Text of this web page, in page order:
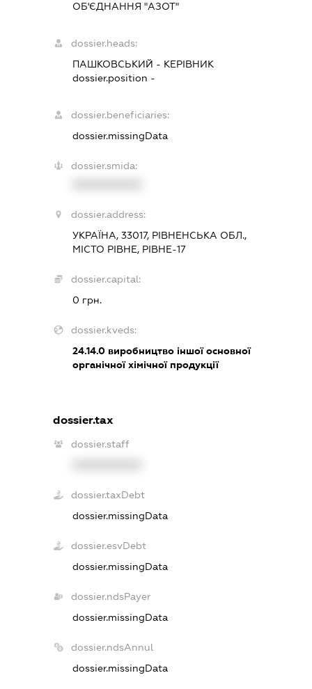
ОБ'ЄДНАННЯ "АЗОТ"
dossier.heads:
ПАШКОВСЬКИЙ - КЕРІВНИК
dossier.position -
dossier.beneficiaries:
dossier.missingData
dossier.smida:
dossier.address:
УКРАЇНА, 33017, РІВНЕНСЬКА ОБЛ.,
МІСТО РІВНЕ, РІВНЕ-17
dossier.capital:
0 грн.
dossier.kveds:
24.14.0 виробництво іншої основної
органічної хімічної продукції
dossier.tax
dossier.staff
dossier.taxDebt
dossier.missingData
dossier.esvDebt
dossier.missingData
dossier.ndsPayer
dossier.missingData
dossier.ndsAnnul
dossier.missingData